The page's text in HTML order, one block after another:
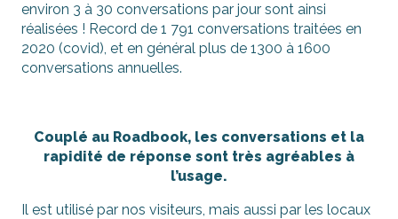
environ 3 à 30 conversations par jour sont ainsi
réalisées ! Record de 1 791 conversations traitées en
2020 (covid), et en général plus de 1300 à 1600
conversations annuelles.
Couplé au Roadbook, les conversations et la
rapidité de réponse sont très agréables à
l’usage.
Il est utilisé par nos visiteurs, mais aussi par les locaux